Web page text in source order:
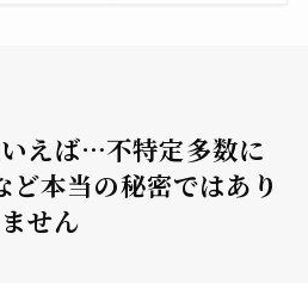
えば…不特定多数に
本当の秘密ではあり
ません